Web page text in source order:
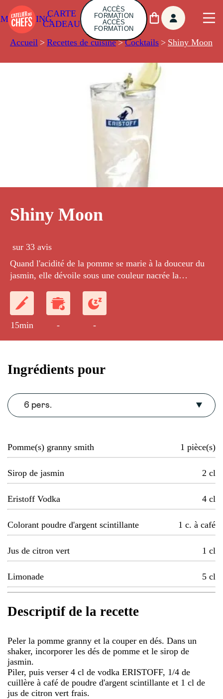
CARTE
CADEAU
ACCÈS
FORMATION
ACCÈS
FORMATION
Accueil > Recettes de cuisine > Cocktails > Shiny Moon
Shiny Moon
sur 33 avis
Quand l'acidité de la pomme se marie à la douceur du
jasmin, elle dévoile sous une couleur nacrée la
Shiny Moon.
15min - -
Ingrédients pour
6 pers.
Pomme(s) granny smith 1 pièce(s)
Sirop de jasmin 2 cl
Eristoff Vodka 4 cl
Colorant poudre d'argent scintillante 1 c. à café
Jus de citron vert 1 cl
Limonade 5 cl
Descriptif de la recette
Peler la pomme granny et la couper en dés. Dans un
shaker, incorporer les dés de pomme et le sirop de
jasmin.
Piler, puis verser 4 cl de vodka ERISTOFF, 1/4 de
cuillère à café de poudre d'argent scintillante et 1 cl de
jus de citron vert frais.